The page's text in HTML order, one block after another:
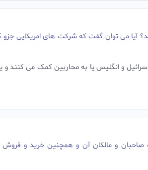
آیا می توان گفت که شرکت های امریکایی جزو
و انگلیس یا به محاربین کمک می کنند و
صاحبان و مالکان آن و همچنین خرید و فروش